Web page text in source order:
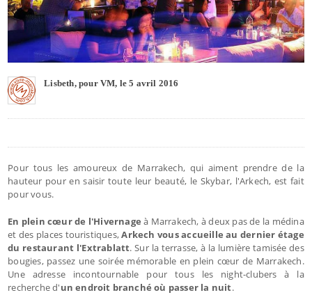
Lisbeth, pour VM, le 5 avril 2016
Pour tous les amoureux de Marrakech, qui aiment prendre de la
hauteur pour en saisir toute leur beauté, le Skybar, l'Arkech, est fait
pour vous.
En plein cœur de l'Hivernage à Marrakech, à deux pas de la médina
et des places touristiques,Arkech vous accueille au dernier étage
du restaurant l'Extrablatt. Sur la terrasse, à la lumière tamisée des
bougies, passez une soirée mémorable en plein cœur de Marrakech.
Une adresse incontournable pour tous les night-clubers à la
recherche d'un endroit branché où passer la nuit.